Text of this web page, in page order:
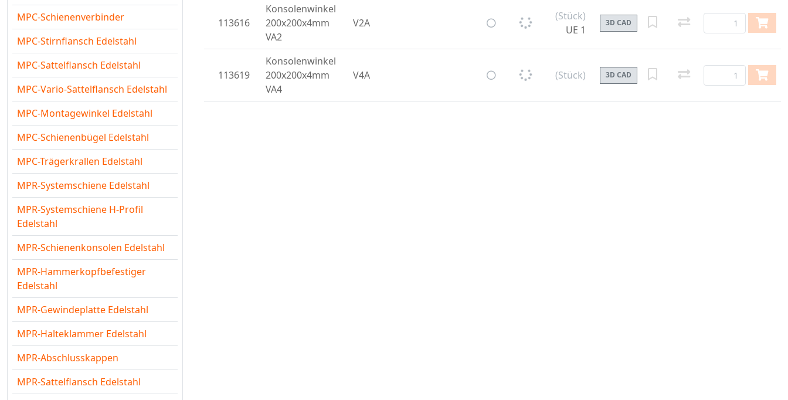
MPC-Schienenverbinder
MPC-Stirnflansch Edelstahl
MPC-Sattelflansch Edelstahl
MPC-Vario-Sattelflansch Edelstahl
MPC-Montagewinkel Edelstahl
MPC-Schienenbügel Edelstahl
MPC-Trägerkrallen Edelstahl
MPR-Systemschiene Edelstahl
MPR-Systemschiene H-Profil
Edelstahl
MPR-Schienenkonsolen Edelstahl
MPR-Hammerkopfbefestiger
Edelstahl
MPR-Gewindeplatte Edelstahl
MPR-Halteklammer Edelstahl
MPR-Abschlusskappen
MPR-Sattelflansch Edelstahl
113616
Konsolenwinkel
200x200x4mm
VA2
V2A
(Stück)
UE 1
3D CAD
113619
Konsolenwinkel
200x200x4mm
VA4
V4A (Stück) 3D CAD